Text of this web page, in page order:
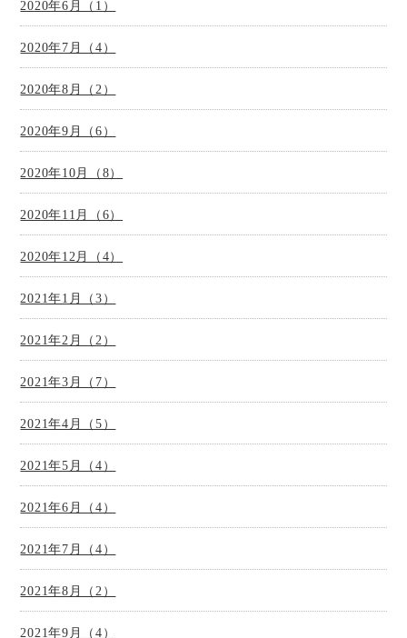
2020年6月（1）
2020年7月（4）
2020年8月（2）
2020年9月（6）
2020年10月（8）
2020年11月（6）
2020年12月（4）
2021年1月（3）
2021年2月（2）
2021年3月（7）
2021年4月（5）
2021年5月（4）
2021年6月（4）
2021年7月（4）
2021年8月（2）
2021年9月（4）